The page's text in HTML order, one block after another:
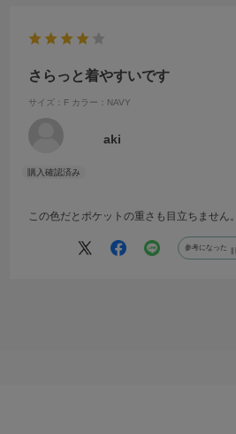
さらっと着やすいです
サイズ：F カラー：NAVY
aki
この色だとポケットの重さも目立ちません。
参考になった